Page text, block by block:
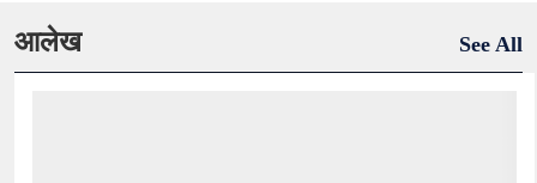
आलेख See All